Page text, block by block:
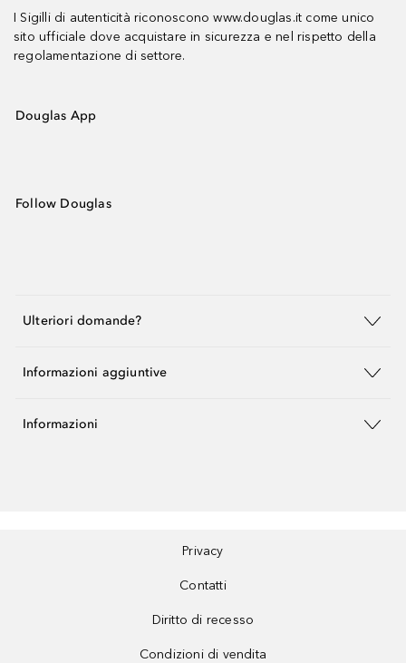
I Sigilli di autenticità riconoscono www.douglas.it come unico
sito ufficiale dove acquistare in sicurezza e nel rispetto della
regolamentazione di settore.
Douglas App
Follow Douglas
Ulteriori domande?
Informazioni aggiuntive
Informazioni
Privacy
Contatti
Diritto di recesso
Condizioni di vendita